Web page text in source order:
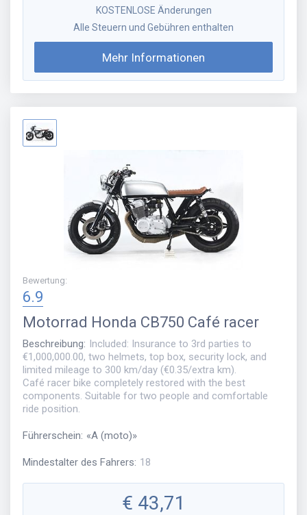
KOSTENLOSE Änderungen
Alle Steuern und Gebühren enthalten
Mehr Informationen
Bewertung:
6.9
Motorrad Honda CB750 Café racer
Beschreibung:
Included: Insurance to 3rd parties to
€1,000,000.00, two helmets, top box, security lock, and
limited mileage to 300 km/day (€0.35/extra km).
Café racer bike completely restored with the best
components. Suitable for two people and comfortable
ride position.
Führerschein: «A (moto)»
Mindestalter des Fahrers: 18
€ 43,71